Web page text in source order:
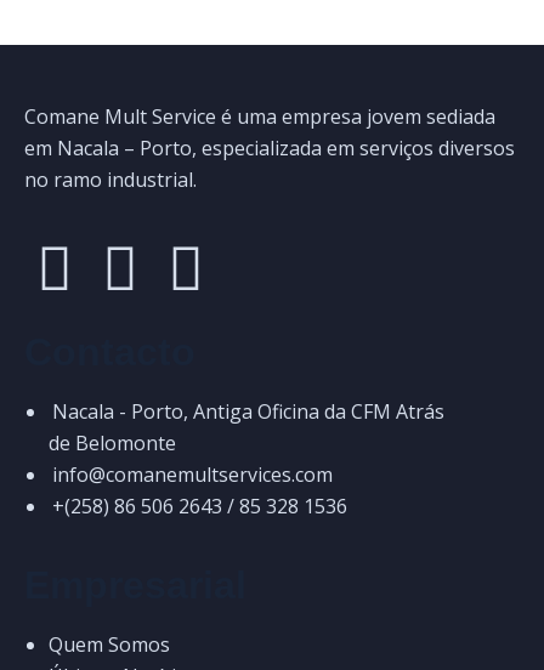
Comane Mult Service é uma empresa jovem sediada
em Nacala – Porto, especializada em serviços diversos
no ramo industrial.
Nacala - Porto, Antiga Oficina da CFM Atrás
de Belomonte
info@comanemultservices.com
+(258) 86 506 2643 / 85 328 1536
Quem Somos